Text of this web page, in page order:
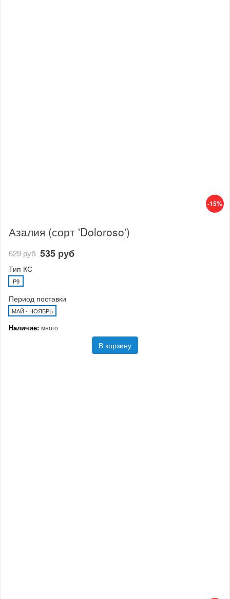
-15%
Азалия (сорт 'Doloroso')
629 руб 535 руб
Тип КС
P9
Период поставки
МАЙ - НОЯБРЬ
Наличие: много
В корзину